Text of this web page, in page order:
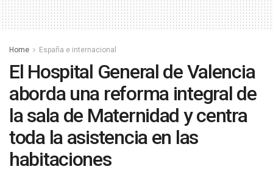
Home España e internacional
El Hospital General de Valencia
aborda una reforma integral de
la sala de Maternidad y centra
toda la asistencia en las
habitaciones